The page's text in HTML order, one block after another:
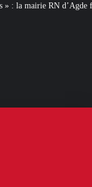
« antiraciste » La